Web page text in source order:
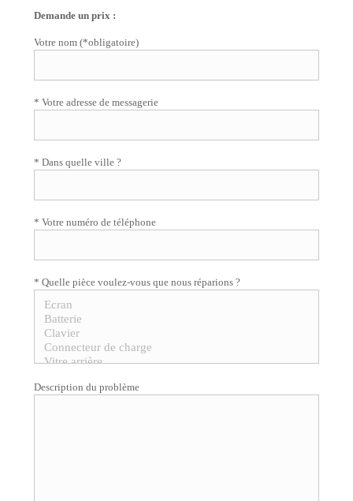
Demande un prix :
Votre nom (*obligatoire)
* Votre adresse de messagerie
* Dans quelle ville ?
* Votre numéro de téléphone
* Quelle pièce voulez-vous que nous réparions ?
Description du problème